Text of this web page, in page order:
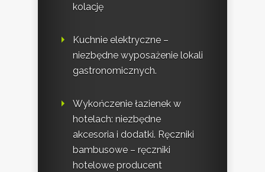
kolację
Kuchnie elektryczne –
niezbędne wyposażenie lokali
gastronomicznych.
Wykończenie łazienek w
hotelach: niezbędne
akcesoria i dodatki. Ręczniki
bambusowe – ręczniki
hotelowe producent